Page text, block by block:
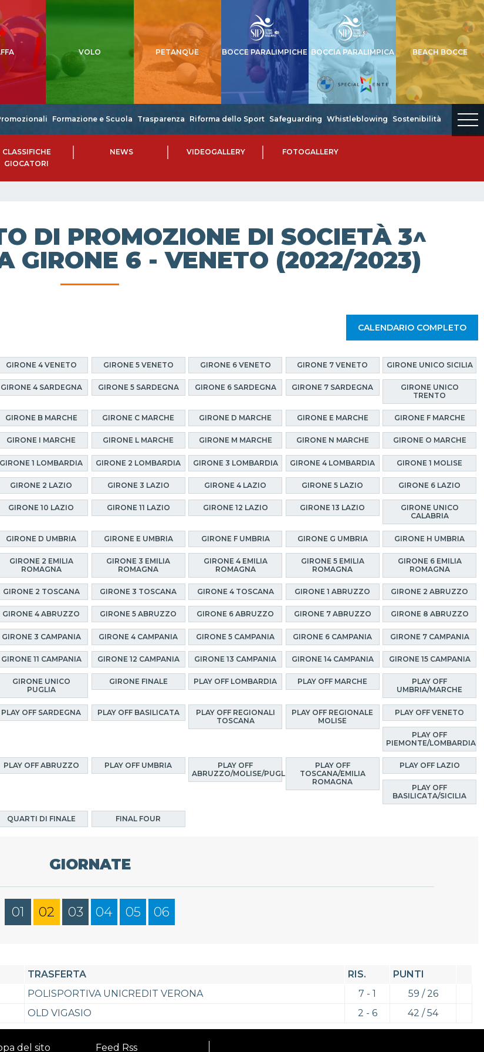
VOLO PETANQUE BOCCE PARALIMPICHE BOCCIA PARALIMPICA BEACH BOCCE
Formazione e Scuola Trasparenza Riforma dello Sport Safeguarding Whistleblowing Sostenibilità
CLASSIFICHE
GIOCATORI
NEWS VIDEOGALLERY FOTOGALLERY
DI PROMOZIONE DI SOCIETÀ 3^
GIRONE 6 - VENETO (2022/2023)
CALENDARIO COMPLETO
GIRONE 4 VENETO GIRONE 5 VENETO GIRONE 6 VENETO GIRONE 7 VENETO GIRONE UNICO SICILIA
GIRONE 4 SARDEGNA GIRONE 5 SARDEGNA GIRONE 6 SARDEGNA GIRONE 7 SARDEGNA
GIRONE UNICO
TRENTO
GIRONE B MARCHE GIRONE C MARCHE GIRONE D MARCHE GIRONE E MARCHE GIRONE F MARCHE
GIRONE I MARCHE GIRONE L MARCHE GIRONE M MARCHE GIRONE N MARCHE GIRONE O MARCHE
GIRONE 1 LOMBARDIA GIRONE 2 LOMBARDIA GIRONE 3 LOMBARDIA GIRONE 4 LOMBARDIA GIRONE 1 MOLISE
GIRONE 2 LAZIO GIRONE 3 LAZIO GIRONE 4 LAZIO GIRONE 5 LAZIO GIRONE 6 LAZIO
GIRONE 10 LAZIO GIRONE 11 LAZIO GIRONE 12 LAZIO GIRONE 13 LAZIO
GIRONE UNICO
CALABRIA
GIRONE D UMBRIA GIRONE E UMBRIA GIRONE F UMBRIA GIRONE G UMBRIA GIRONE H UMBRIA
GIRONE 2 EMILIA
ROMAGNA
GIRONE 3 EMILIA
ROMAGNA
GIRONE 4 EMILIA
ROMAGNA
GIRONE 5 EMILIA
ROMAGNA
GIRONE 6 EMILIA
ROMAGNA
GIRONE 2 TOSCANA GIRONE 3 TOSCANA GIRONE 4 TOSCANA GIRONE 1 ABRUZZO GIRONE 2 ABRUZZO
GIRONE 4 ABRUZZO GIRONE 5 ABRUZZO GIRONE 6 ABRUZZO GIRONE 7 ABRUZZO GIRONE 8 ABRUZZO
GIRONE 3 CAMPANIA GIRONE 4 CAMPANIA GIRONE 5 CAMPANIA GIRONE 6 CAMPANIA GIRONE 7 CAMPANIA
GIRONE 11 CAMPANIA GIRONE 12 CAMPANIA GIRONE 13 CAMPANIA GIRONE 14 CAMPANIA GIRONE 15 CAMPANIA
GIRONE UNICO
PUGLIA
GIRONE FINALE PLAY OFF LOMBARDIA PLAY OFF MARCHE
PLAY OFF
UMBRIA/MARCHE
PLAY OFF SARDEGNA PLAY OFF BASILICATA
PLAY OFF REGIONALI
TOSCANA
PLAY OFF REGIONALE
MOLISE
PLAY OFF VENETO
PLAY OFF
PIEMONTE/LOMBARDIA
PLAY OFF ABRUZZO PLAY OFF UMBRIA
PLAY OFF
ABRUZZO/MOLISE/PUGLIA
PLAY OFF
TOSCANA/EMILIA
ROMAGNA
PLAY OFF LAZIO
PLAY OFF
BASILICATA/SICILIA
QUARTI DI FINALE FINAL FOUR
GIORNATE
01 02 03 04 05 06
TRASFERTA RIS.
PUNTI
POLISPORTIVA UNICREDIT VERONA 7 - 1
59 / 26
OLD VIGASIO 2 - 6 42 / 54
del sito Feed Rss